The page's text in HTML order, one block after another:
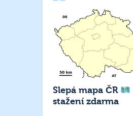
Slepá mapa ČR
stažení zdarma